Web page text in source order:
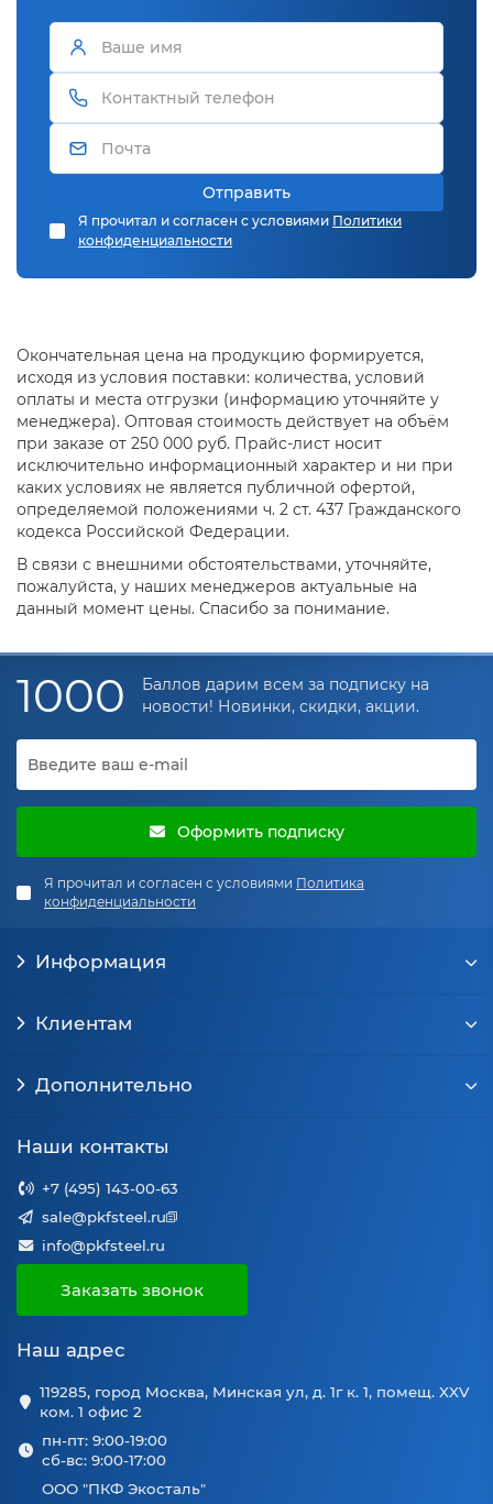
Отправить
Я прочитал и согласен с условиями Политики
конфиденциальности
Окончательная цена на продукцию формируется,
исходя из условия поставки: количества, условий
оплаты и места отгрузки (информацию уточняйте у
менеджера). Оптовая стоимость действует на объём
при заказе от 250 000 руб. Прайс-лист носит
исключительно информационный характер и ни при
каких условиях не является публичной офертой,
определяемой положениями ч. 2 ст. 437 Гражданского
кодекса Российской Федерации.
В связи с внешними обстоятельствами, уточняйте,
пожалуйста, у наших менеджеров актуальные на
данный момент цены. Спасибо за понимание.
1000
Баллов дарим всем за подписку на
новости! Новинки, скидки, акции.
Оформить подписку
Я прочитал и согласен с условиями Политика
конфиденциальности
Информация
Клиентам
Дополнительно
Наши контакты
+7 (495) 143-00-63
sale@pkfsteel.ru
info@pkfsteel.ru
Заказать звонок
Наш адрес
119285, город Москва, Минская ул, д. 1г к. 1, помещ. XXV
ком. 1 офис 2
пн-пт: 9:00-19:00
сб-вс: 9:00-17:00
ООО "ПКФ Экосталь"